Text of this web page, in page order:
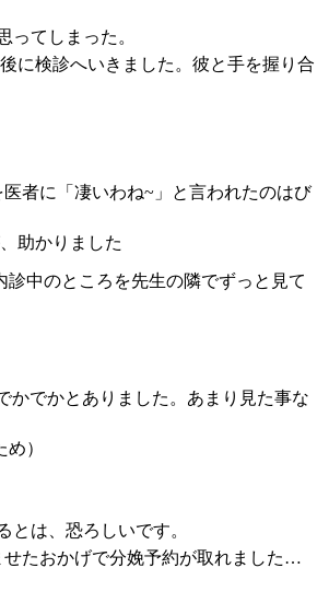
てしまった。
に検診へいきました。彼と手を握り合
者に「凄いわね~」と言われたのはび
助かりました
中のところを先生の隣でずっと見て
かでかとありました。あまり見た事な
）
は、恐ろしいです。
せたおかげで分娩予約が取れました…